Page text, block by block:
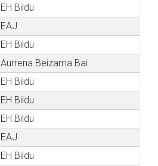
EH Bildu
EAJ
EH Bildu
Aurrena Beizama Bai
EH Bildu
EH Bildu
EH Bildu
EAJ
EH Bildu